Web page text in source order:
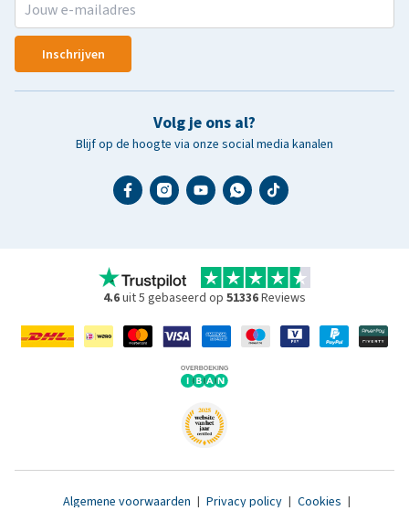
Inschrijven
Volg je ons al?
Blijf op de hoogte via onze social media kanalen
4.6uit 5 gebaseerd op 51336Reviews
Algemene voorwaarden | Privacy policy | Cookies |